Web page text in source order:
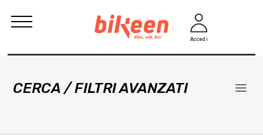
Accedi
CERCA / FILTRI AVANZATI